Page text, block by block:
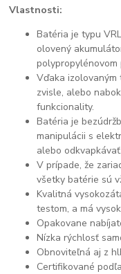
Vlastnosti:
Batéria je typu
olovený
Vďaka izolovaným
zvisle, alebo
funkcionality.
Batéria je
manipulácii s
alebo odkvapkávať.
V prípade, že
všetky batérie sú
Kvalitná
testom, a má
Opakovane
Nízka rýchlosť
Obnoviteľná aj z
Certifikované